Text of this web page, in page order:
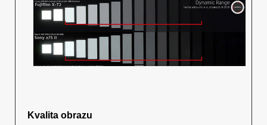
Kvalita obrazu